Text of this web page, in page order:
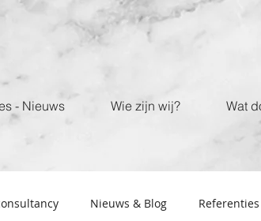
- Nieuws Wie zijn wij? Wat
Nieuws & Blog Referenties